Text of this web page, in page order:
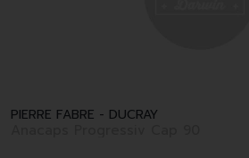
PIERRE FABRE - DUCRAY